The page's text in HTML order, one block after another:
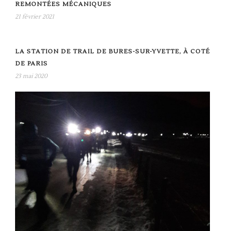
REMONTÉES MÉCANIQUES
21 février 2021
LA STATION DE TRAIL DE BURES-SUR-YVETTE, À COTÉ
DE PARIS
23 mai 2020